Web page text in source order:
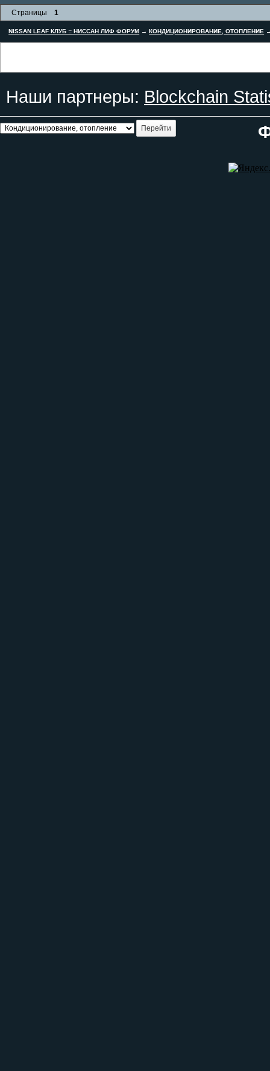
Страницы 1
NISSAN LEAF КЛУБ :: НИССАН ЛИФ ФОРУМ → КОНДИЦИОНИРОВАНИЕ, ОТОПЛЕНИЕ
Наши партнеры: Blockchain